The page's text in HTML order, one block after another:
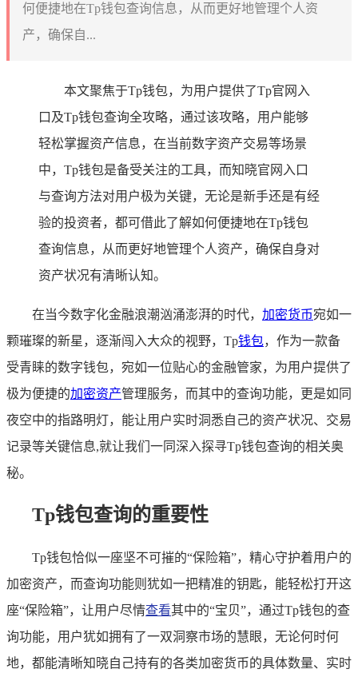
何便捷地在Tp钱包查询信息，从而更好地管理个人资
产，确保自...
本文聚焦于Tp钱包，为用户提供了Tp官网入
口及Tp钱包查询全攻略，通过该攻略，用户能够
轻松掌握资产信息，在当前数字资产交易等场景
中，Tp钱包是备受关注的工具，而知晓官网入口
与查询方法对用户极为关键，无论是新手还是有经
验的投资者，都可借此了解如何便捷地在Tp钱包
查询信息，从而更好地管理个人资产，确保自身对
资产状况有清晰认知。
在当今数字化金融浪潮汹涌澎湃的时代， 加密货币宛如一
颗璀璨的新星，逐渐闯入大众的视野，Tp钱包，作为一款备
受青睐的数字钱包，宛如一位贴心的金融管家，为用户提供了
极为便捷的加密资产管理服务，而其中的查询功能，更是如同
夜空中的指路明灯，能让用户实时洞悉自己的资产状况、交易
记录等关键信息,就让我们一同深入探寻Tp钱包查询的相关奥
秘。
Tp钱包查询的重要性
Tp钱包恰似一座坚不可摧的“保险箱”，精心守护着用户的
加密资产，而查询功能则犹如一把精准的钥匙，能轻松打开这
座“保险箱”，让用户尽情查看其中的“宝贝”，通过Tp钱包的查
询功能，用户犹如拥有了一双洞察市场的慧眼，无论何时何
地，都能清晰知晓自己持有的各类加密货币的具体数量、实时